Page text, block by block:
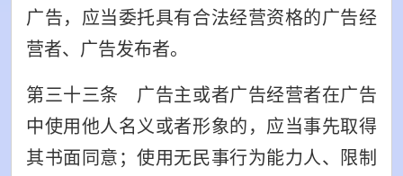
广告，应当委托具有合法经营资格的广告经
营者、广告发布者。
第三十三条 广告主或者广告经营者在广告
中使用他人名义或者形象的，应当事先取得
其书面同意；使用无民事行为能力人、限制